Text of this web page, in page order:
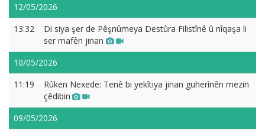
12/05/2026
13:32
Di siya şer de Pêşnûmeya Destûra Filistînê û nîqaşa li
ser mafên jinan
10/05/2026
11:19
Rûken Nexede: Tenê bi yekîtiya jinan guherînên mezin
çêdibin
09/05/2026